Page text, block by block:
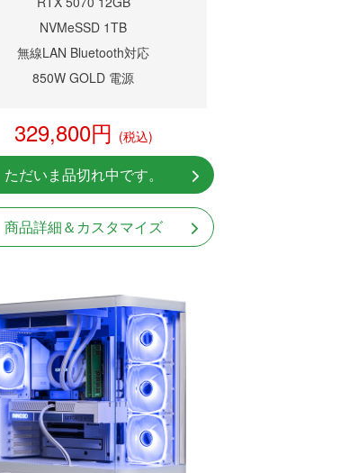
NVMeSSD 1TB
無線LAN Bluetooth対応
850W GOLD 電源
329,800円 (税込)
ただいま品切れ中です。
商品詳細＆カスタマイズ